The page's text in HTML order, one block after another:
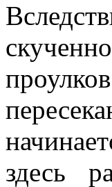
здесь